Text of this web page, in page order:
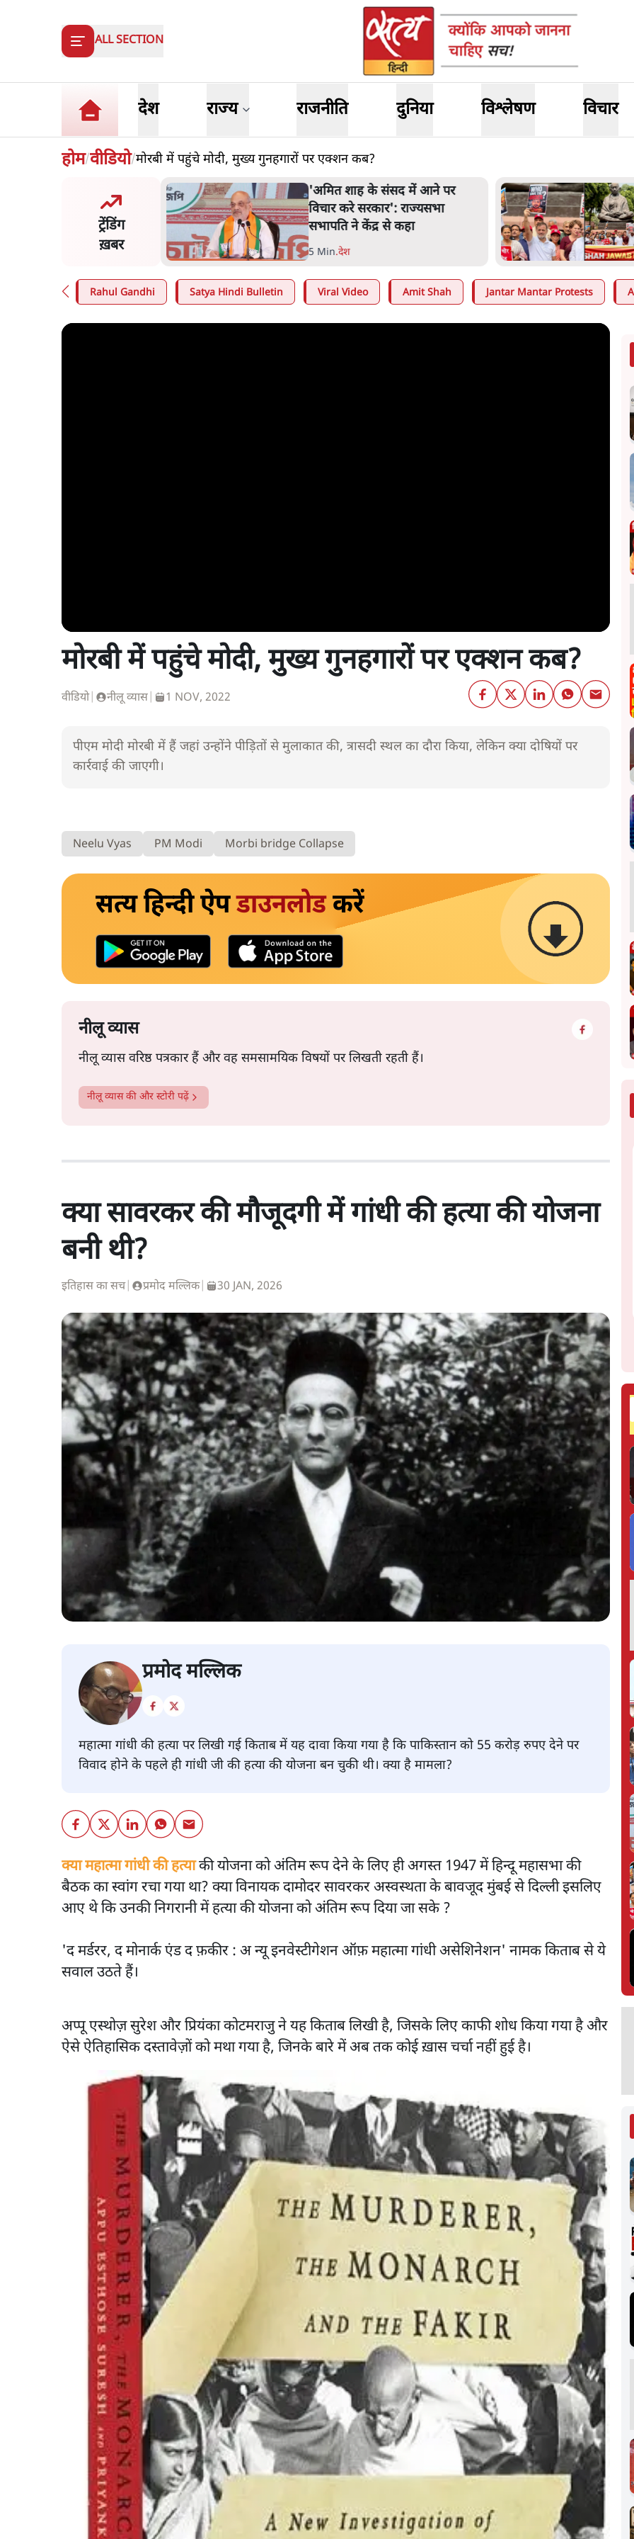
ALL SECTION
देश राज्य राजनीति दुनिया विश्लेषण विचार
होम/वीडियो/मोरबी में पहुंचे मोदी, मुख्य गुनहगारों पर एक्शन कब?
ट्रेंडिंग
ख़बर
किया जा रहा है, पर मोदी-
बोलने की हिम्मत नहीं'- राहुल
'अमित शाह के संसद में आने पर
विचार करे सरकार': राज्यसभा
सभापति ने केंद्र से कहा
5 Min.देश
Rahul Gandhi Satya Hindi Bulletin Viral Video Amit Shah Jantar Mantar Protests
मोरबी में पहुंचे मोदी, मुख्य गुनहगारों पर एक्शन कब?
वीडियो| नीलू व्यास| 1 NOV, 2022
पीएम मोदी मोरबी में हैं जहां उन्होंने पीड़ितों से मुलाकात की, त्रासदी स्थल का दौरा किया, लेकिन क्या दोषियों पर
कार्रवाई की जाएगी।
Neelu Vyas PM Modi Morbi bridge Collapse
सत्य हिन्दी ऐपडाउनलोडकरें
नीलू व्यास
नीलू व्यास वरिष्ठ पत्रकार हैं और वह समसामयिक विषयों पर लिखती रहती हैं।
नीलू व्यासकी और स्टोरी पढ़ें
क्या सावरकर की मौजूदगी में गांधी की हत्या की योजना
बनी थी?
इतिहास का सच| प्रमोद मल्लिक| 30 JAN, 2026
प्रमोद मल्लिक
महात्मा गांधी की हत्या पर लिखी गई किताब में यह दावा किया गया है कि पाकिस्तान को 55 करोड़ रुपए देने पर
विवाद होने के पहले ही गांधी जी की हत्या की योजना बन चुकी थी। क्या है मामला?
क्या महात्मा गांधी की हत्याकी योजना को अंतिम रूप देने के लिए ही अगस्त 1947 में हिन्दू महासभा की
बैठक का स्वांग रचा गया था? क्या विनायक दामोदर सावरकर अस्वस्थता के बावजूद मुंबई से दिल्ली इसलिए
आए थे कि उनकी निगरानी में हत्या की योजना को अंतिम रूप दिया जा सके ?
'द मर्डरर, द मोनार्क एंड द फ़कीर : अ न्यू इनवेस्टीगेशन ऑफ़ महात्मा गांधी असेशिनेशन' नामक किताब से ये
सवाल उठते हैं।
अप्पू एस्थोज़ सुरेश और प्रियंका कोटमराजु ने यह किताब लिखी है, जिसके लिए काफी शोध किया गया है और
ऐसे ऐतिहासिक दस्तावेज़ों को मथा गया है, जिनके बारे में अब तक कोई ख़ास चर्चा नहीं हुई है।